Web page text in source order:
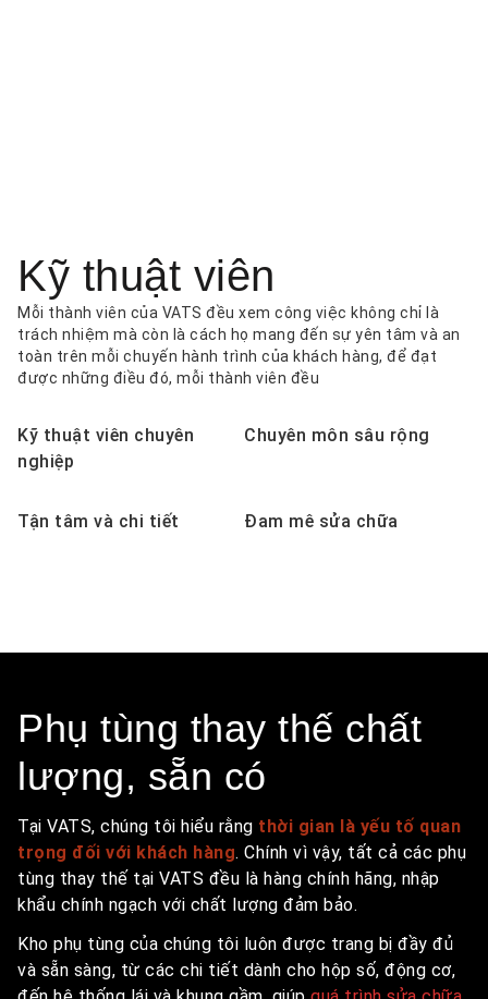
Kỹ thuật viên
Mỗi thành viên của VATS đều xem công việc không chỉ là
trách nhiệm mà còn là cách họ mang đến sự yên tâm và an
toàn trên mỗi chuyến hành trình của khách hàng, để đạt
được những điều đó, mỗi thành viên đều
Kỹ thuật viên chuyên
nghiệp
Chuyên môn sâu rộng
Tận tâm và chi tiết​ Đam mê sửa chữa
Phụ tùng thay thế chất
lượng, sẵn có
Tại VATS, chúng tôi hiểu rằng thời gian là yếu tố quan
trọng đối với khách hàng. Chính vì vậy, tất cả các phụ
tùng thay thế tại VATS đều là hàng chính hãng, nhập
khẩu chính ngạch với chất lượng đảm bảo.
Kho phụ tùng của chúng tôi luôn được trang bị đầy đủ
và sẵn sàng, từ các chi tiết dành cho hộp số, động cơ,